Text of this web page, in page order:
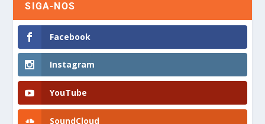
SIGA-NOS
Facebook
Instagram
YouTube
SoundCloud